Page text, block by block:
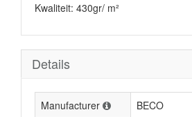
Kwaliteit: 430gr/ m²
Details
Manufacturer
BECO